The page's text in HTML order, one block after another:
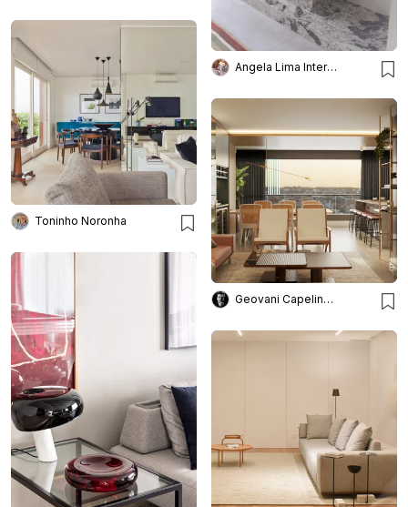
Angela Lima Interiores
Toninho Noronha
Geovani Capelina Arquitetura